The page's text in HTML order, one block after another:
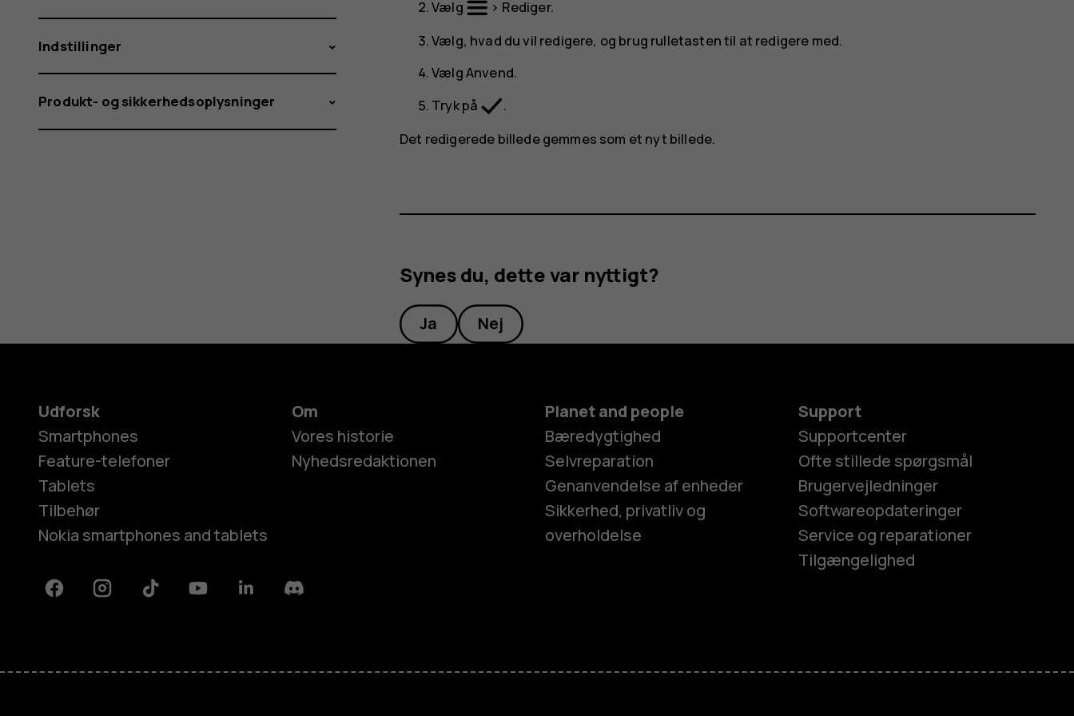
Feature-telefoner
Vælg
> Rediger.
Vælg, hvad du vil redigere, og brug rulletasten til at redigere med.
VælgAnvend.
Tryk på
.
Det redigerede billede gemmes som et nyt billede.
Synes du, dette var nyttigt?
Ja Nej
Indstillinger
Produkt- og sikkerhedsoplysninger
Udforsk
Smartphones
Feature-telefoner
Tablets
Tilbehør
Nokia smartphones and tablets
Om
Vores historie
Nyhedsredaktionen
Planet and people
Bæredygtighed
Selvreparation
Genanvendelse af enheder
Sikkerhed, privatliv og
overholdelse
Support
Supportcenter
Ofte stillede spørgsmål
Brugervejledninger
Softwareopdateringer
Service og reparationer
Tilgængelighed
FacebookInstagramTiktok YoutubeLinkedinDiscord